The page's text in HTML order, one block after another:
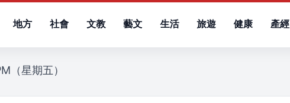
地方 社會 文教 藝文 生活 旅遊 健康 產經
（星期五）